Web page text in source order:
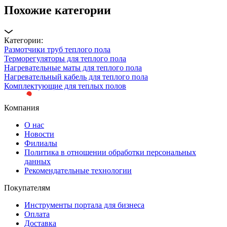
Похожие категории
Категории:
Размотчики труб теплого пола
Терморегуляторы для теплого пола
Нагревательные маты для теплого пола
Нагревательный кабель для теплого пола
Комплектующие для теплых полов
Компания
О нас
Новости
Филиалы
Политика в отношении обработки персональных
данных
Рекомендательные технологии
Покупателям
Инструменты портала для бизнеса
Оплата
Доставка